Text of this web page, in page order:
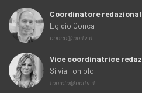
Coordinatore
Egidio Conca
conca@noitv.it
Vice coordinatrice
Silvia Toniolo
toniolo@noitv.it